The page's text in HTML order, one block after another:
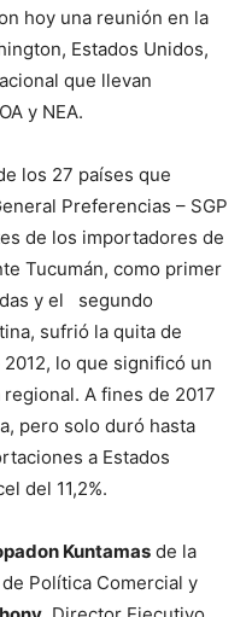
hoy una reunión en la
Estados Unidos,
que llevan
y NEA.
los 27 países que
Preferencias – SGP
de los importadores de
Tucumán, como primer
y el segundo
sufrió la quita de
lo que significó un
A fines de 2017
pero solo duró hasta
a Estados
del 11,2%.
Kuntamas de la
Política Comercial y